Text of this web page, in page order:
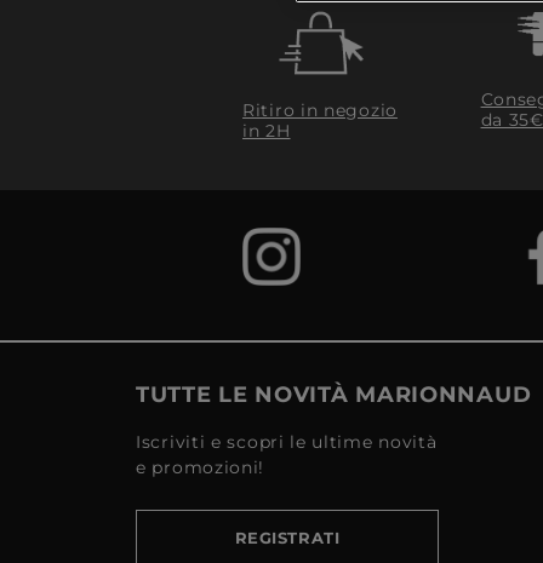
Ritiro in negozio
in 2H
da
TUTTE LE NOVITÀ MARIONNAUD
Iscriviti e scopri le ultime novità
e promozioni!
REGISTRATI